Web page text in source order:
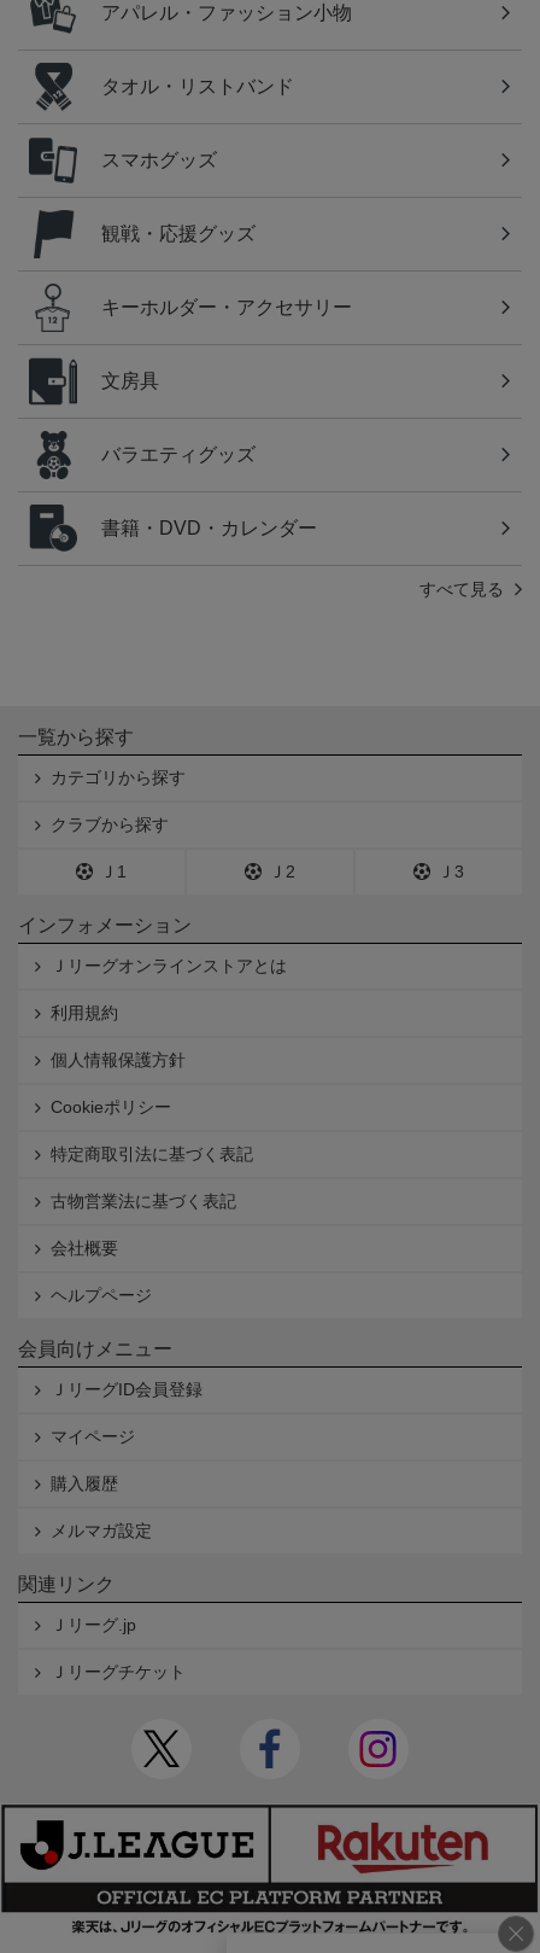
アパレル・ファッション小物
タオル・リストバンド
スマホグッズ
観戦・応援グッズ
キーホルダー・アクセサリー
文房具
バラエティグッズ
書籍・DVD・カレンダー
すべて見る
一覧から探す
カテゴリから探す
クラブから探す
Ｊ1 Ｊ2 Ｊ3
インフォメーション
Ｊリーグオンラインストアとは
利用規約
個人情報保護方針
Cookieポリシー
特定商取引法に基づく表記
古物営業法に基づく表記
会社概要
ヘルプページ
会員向けメニュー
ＪリーグID会員登録
マイページ
購入履歴
メルマガ設定
関連リンク
Ｊリーグ.jp
Ｊリーグチケット